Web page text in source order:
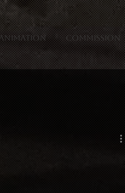
commission